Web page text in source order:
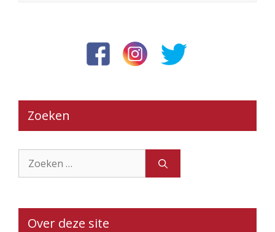
Zoeken
naar:
Over deze site